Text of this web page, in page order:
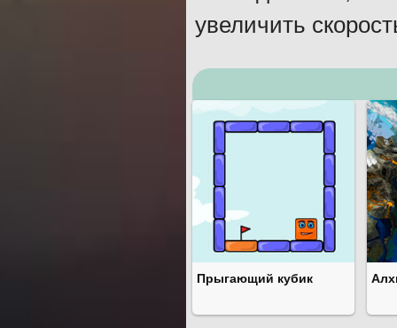
увеличить
Прыгающий кубик